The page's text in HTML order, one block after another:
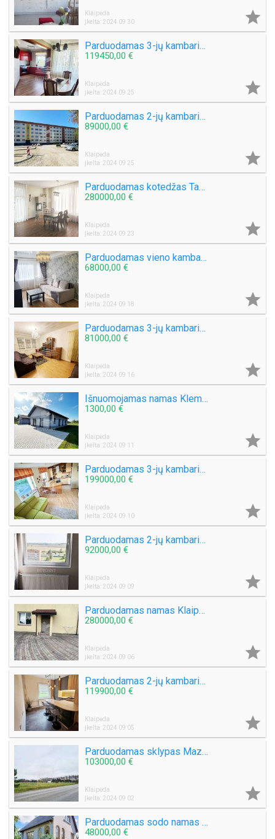
Klaipėda
Įkelta: 2024 09 30

Parduodamas 3-jų kambarių su holu butas Smiltelės g.
119450,00 €
Klaipėda
Įkelta: 2024 09 25

Parduodamas 2-jų kambarių butas Kauno g.
89000,00 €
Klaipėda
Įkelta: 2024 09 25

Parduodamas kotedžas Tauralaukyje
280000,00 €
Klaipėda
Įkelta: 2024 09 23

Parduodamas vieno kambario butas Laukininkų g.
68000,00 €
Klaipėda
Įkelta: 2024 09 18

Parduodamas 3-jų kambarių butas Debreceno g.
81000,00 €
Klaipėda
Įkelta: 2024 09 16

Išnuomojamas namas Klemiškės II k.
1300,00 €
Klaipėda
Įkelta: 2024 09 11

Parduodamas 3-jų kambarių butas Kretingos g.
199000,00 €
Klaipėda
Įkelta: 2024 09 10

Parduodamas 2-jų kambarių su holu butas Bandužių g.
92000,00 €
Klaipėda
Įkelta: 2024 09 09

Parduodamas namas Klaipėdos mieste
280000,00 €
Klaipėda
Įkelta: 2024 09 06

Parduodamas 2-jų kambarių su holu butas Laukininkų g.
119900,00 €
Klaipėda
Įkelta: 2024 09 05

Parduodamas sklypas Mazūriškių k.
103000,00 €
Klaipėda
Įkelta: 2024 09 02

Parduodamas sodo namas Derceklių k.
48000,00 €